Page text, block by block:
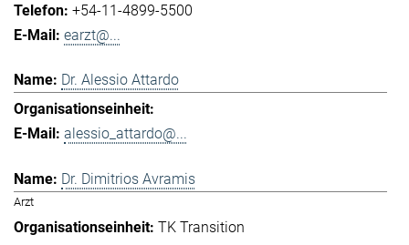
+54-11-4899-5500
earzt@...
Dr. Alessio Attardo
alessio_attardo@...
Dr. Dimitrios Avramis
Arzt
TK Transition